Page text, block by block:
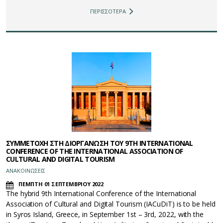
ΠΕΡΙΣΣΟΤΕΡΑ
ΣΥΜΜΕΤΟΧΗ ΣΤΗ ΔΙΟΡΓΑΝΩΣΗ ΤΟΥ 9TH INTERNATIONAL
CONFERENCE OF THE INTERNATIONAL ASSOCIATION OF
CULTURAL AND DIGITAL TOURISM
ΑΝΑΚΟΙΝΩΣΕΙΣ
ΠΕΜΠΤΗ 01 ΣΕΠΤΕΜΒΡΙΟΥ 2022
Τhe hybrid 9th International Conference of the International
Association of Cultural and Digital Tourism (IACuDiT) is to be held
in Syros Island, Greece, in September 1st – 3rd, 2022, with the